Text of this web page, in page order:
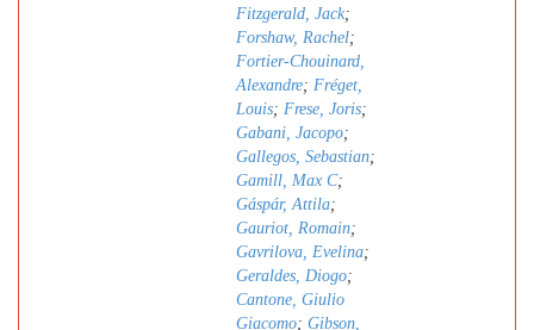
Fitzgerald, Jack;
Forshaw, Rachel;
Fortier-Chouinard,
Alexandre; Fréget,
Louis; Frese, Joris;
Gabani, Jacopo;
Gallegos, Sebastian;
Gamill, Max C;
Gáspár, Attila;
Gauriot, Romain;
Gavrilova, Evelina;
Geraldes, Diogo;
Cantone, Giulio
Giacomo; Gibson,